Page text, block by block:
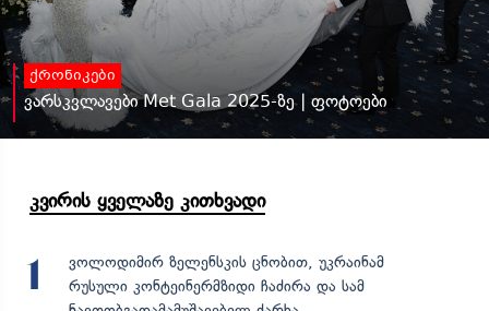
ქრონიკები
ვარსკვლავები Met Gala 2025-ზე | ფოტოები
კვირის ყველაზე კითხვადი
1
ვოლოდიმირ ზელენსკის ცნობით, უკრაინამ
რუსული კონტეინერმზიდი ჩაძირა და სამ